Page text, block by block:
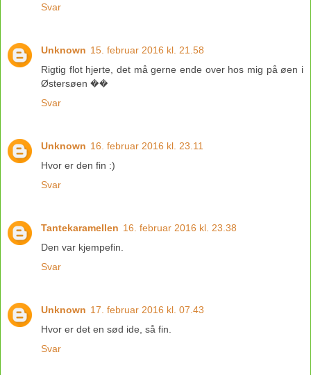
Svar
Unknown 15. februar 2016 kl. 21.58
Rigtig flot hjerte, det må gerne ende over hos mig på øen i
Østersøen ��
Svar
Unknown 16. februar 2016 kl. 23.11
Hvor er den fin :)
Svar
Tantekaramellen 16. februar 2016 kl. 23.38
Den var kjempefin.
Svar
Unknown 17. februar 2016 kl. 07.43
Hvor er det en sød ide, så fin.
Svar